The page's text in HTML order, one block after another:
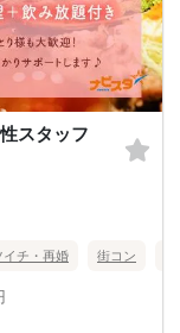
スタッフ
イチ・再婚 街コン